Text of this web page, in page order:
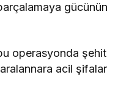
gücünün
operasyonda şehit
acil şifalar